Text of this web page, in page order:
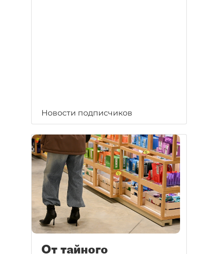
Новости подписчиков
От тайного